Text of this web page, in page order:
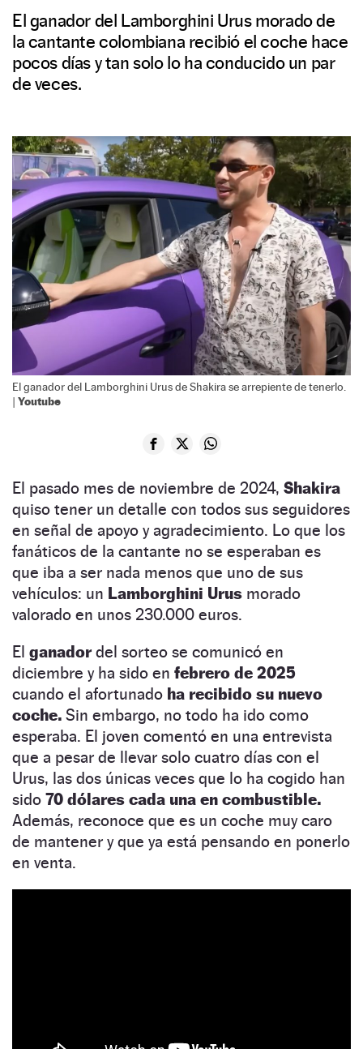
El ganador del Lamborghini Urus morado de
la cantante colombiana recibió el coche hace
pocos días y tan solo lo ha conducido un par
de veces.
El ganador del Lamborghini Urus de Shakira se arrepiente de tenerlo.
| Youtube
El pasado mes de noviembre de 2024, Shakira
quiso tener un detalle con todos sus seguidores
en señal de apoyo y agradecimiento. Lo que los
fanáticos de la cantante no se esperaban es
que iba a ser nada menos que uno de sus
vehículos: un Lamborghini Urus morado
valorado en unos 230.000 euros.
El ganadordel sorteo se comunicó en
diciembre y ha sido en febrero de 2025
cuando el afortunado ha recibido su nuevo
coche. Sin embargo, no todo ha ido como
esperaba. El joven comentó en una entrevista
que a pesar de llevar solo cuatro días con el
Urus, las dos únicas veces que lo ha cogido han
sido 70 dólares cada una en combustible.
Además, reconoce que es un coche muy caro
de mantener y que ya está pensando en ponerlo
en venta.